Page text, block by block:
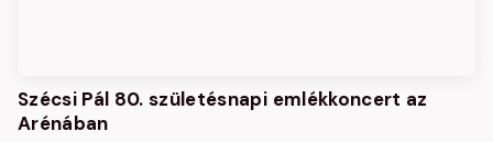
Szécsi Pál 80. születésnapi emlékkoncert az
Arénában